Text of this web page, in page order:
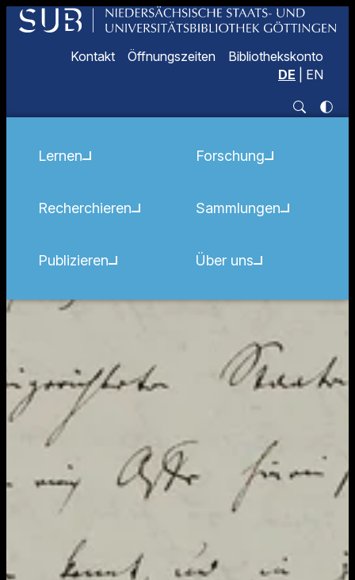
Kontakt Öffnungszeiten
Bibliothekskonto
DE
EN
Lernen
Recherchieren
Publizieren
Forschung
Sammlungen
Über uns